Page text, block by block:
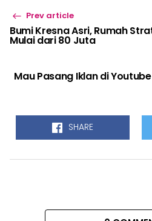
Prev article
Bumi Kresna Asri, Rumah
Mulai dari 80 Juta
Mau Pasang Iklan di
SHARE